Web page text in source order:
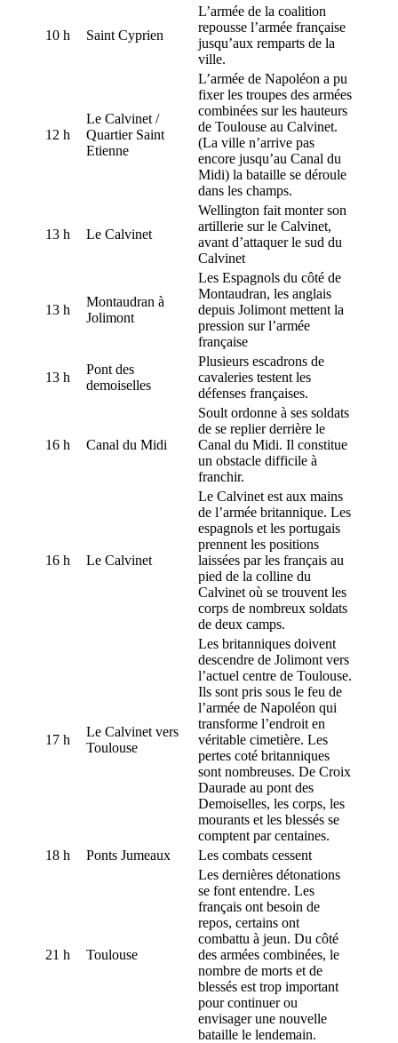
10 h Saint Cyprien
L’armée de la coalition
repousse l’armée française
jusqu’aux remparts de la
ville.
12 h
Le Calvinet /
Quartier Saint
Etienne
L’armée de Napoléon a pu
fixer les troupes des armées
combinées sur les hauteurs
de Toulouse au Calvinet.
(La ville n’arrive pas
encore jusqu’au Canal du
Midi) la bataille se déroule
dans les champs.
13 h Le Calvinet
Wellington fait monter son
artillerie sur le Calvinet,
avant d’attaquer le sud du
Calvinet
13 h
Montaudran à
Jolimont
Les Espagnols du côté de
Montaudran, les anglais
depuis Jolimont mettent la
pression sur l’armée
française
13 h
Pont des
demoiselles
Plusieurs escadrons de
cavaleries testent les
défenses françaises.
16 h Canal du Midi
Soult ordonne à ses soldats
de se replier derrière le
Canal du Midi. Il constitue
un obstacle difficile à
franchir.
16 h Le Calvinet
Le Calvinet est aux mains
de l’armée britannique. Les
espagnols et les portugais
prennent les positions
laissées par les français au
pied de la colline du
Calvinet où se trouvent les
corps de nombreux soldats
de deux camps.
17 h
Le Calvinet vers
Toulouse
Les britanniques doivent
descendre de Jolimont vers
l’actuel centre de Toulouse.
Ils sont pris sous le feu de
l’armée de Napoléon qui
transforme l’endroit en
véritable cimetière. Les
pertes coté britanniques
sont nombreuses. De Croix
Daurade au pont des
Demoiselles, les corps, les
mourants et les blessés se
comptent par centaines.
18 h
Ponts Jumeaux Les combats cessent
21 h Toulouse
Les dernières détonations
se font entendre. Les
français ont besoin de
repos, certains ont
combattu à jeun. Du côté
des armées combinées, le
nombre de morts et de
blessés est trop important
pour continuer ou
envisager une nouvelle
bataille le lendemain.